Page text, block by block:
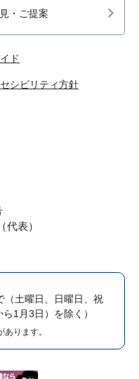
・ご提案
ド
シビリティ方針
表）
（土曜日、日曜日、祝
1月3日）を除く）
ります。